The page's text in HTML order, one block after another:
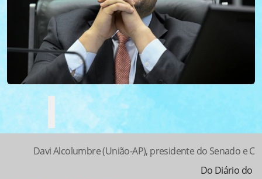
Davi Alcolumbre (União-AP), presidente do Senado e
Do Diário do